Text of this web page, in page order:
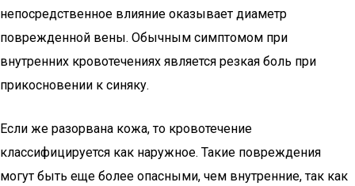
непосредственное влияние оказывает диаметр
поврежденной вены. Обычным симптомом при
внутренних кровотечениях является резкая боль при
прикосновении к синяку.
Если же разорвана кожа, то кровотечение
классифицируется как наружное. Такие повреждения
могут быть еще более опасными, чем внутренние, так как